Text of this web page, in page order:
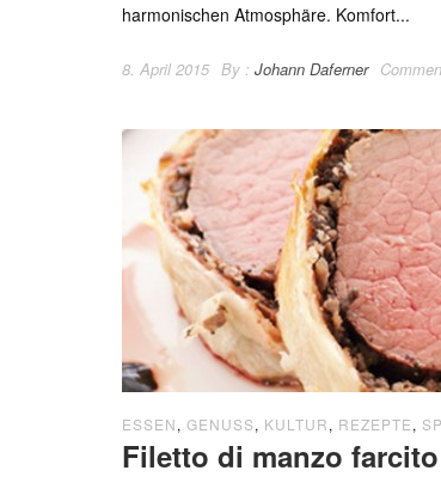
harmonischen Atmosphäre. Komfort...
8. April 2015 By : Johann Daferner
ESSEN, GENUSS, KULTUR, REZEPTE,
Filetto di manzo